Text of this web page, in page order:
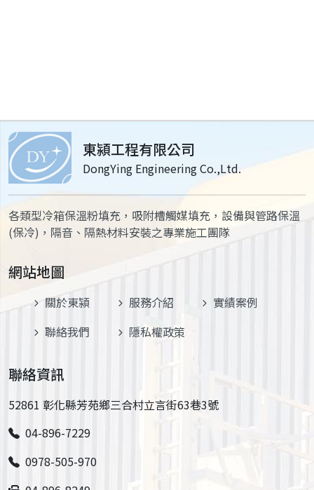
東潁工程有限公司
DongYing Engineering Co.,Ltd.
各類型冷箱保溫粉填充，吸附槽觸媒填充，設備與管路保溫
(保冷)，隔音、隔熱材料安裝之專業施工團隊
網站地圖
關於東潁 服務介紹
實績案例
聯絡我們
隱私權政策
聯絡資訊
52861 彰化縣芳苑鄉三合村立言街63巷3號
04-896-7229
0978-505-970